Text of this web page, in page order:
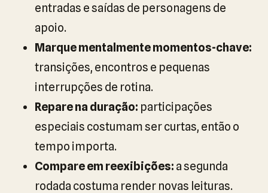
entradas e saídas de personagens de
apoio.
Marque mentalmente momentos-chave:
transições, encontros e pequenas
interrupções de rotina.
Repare na duração: participações
especiais costumam ser curtas, então o
tempo importa.
Compare em reexibições: a segunda
rodada costuma render novas leituras.